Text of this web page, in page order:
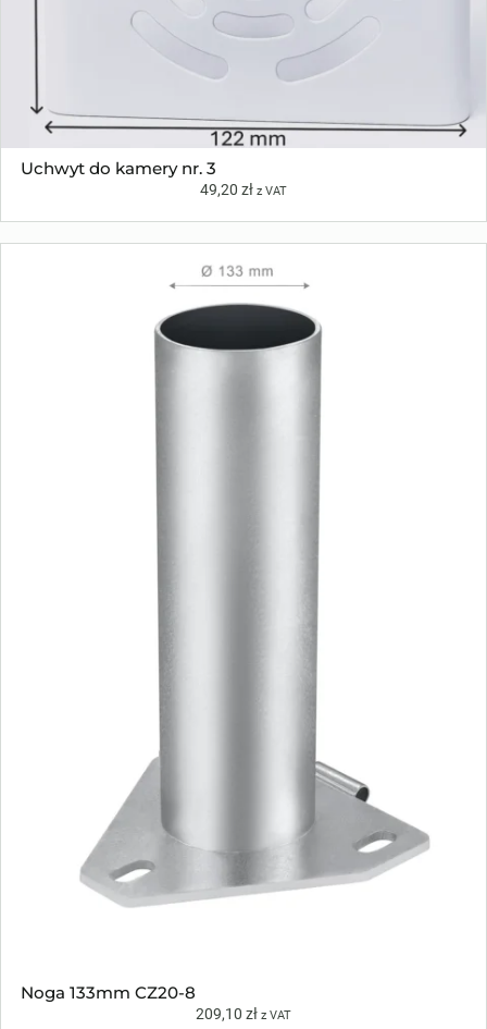
Uchwyt do kamery nr. 3
49,20 zł z VAT
Noga 133mm CZ20-8
209,10 zł z VAT